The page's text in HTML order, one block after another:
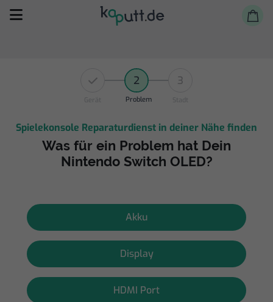
Selbst reparieren
Reparieren lassen
Shop
2
Problem
3
Spielekonsole Reparaturdienst in deiner Nähe finden
Was für ein Problem hat Dein
Nintendo Switch OLED?
Akku
Display
HDMI Port